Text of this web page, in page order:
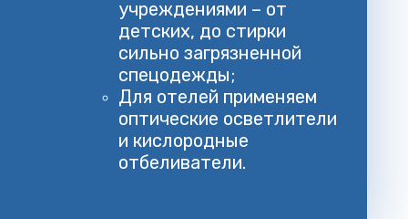
учреждениями – от
детских, до стирки
сильно загрязненной
спецодежды;
Для отелей применяем
оптические осветлители
и кислородные
отбеливатели.